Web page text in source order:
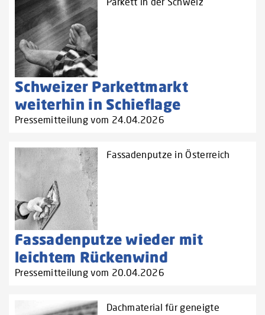
Schweizer Parkettmarkt
weiterhin in Schieflage
Pressemitteilung vom 24.04.2026
Fassadenputze in Österreich
Fassadenputze wieder mit
leichtem Rückenwind
Pressemitteilung vom 20.04.2026
Dachmaterial für geneigte